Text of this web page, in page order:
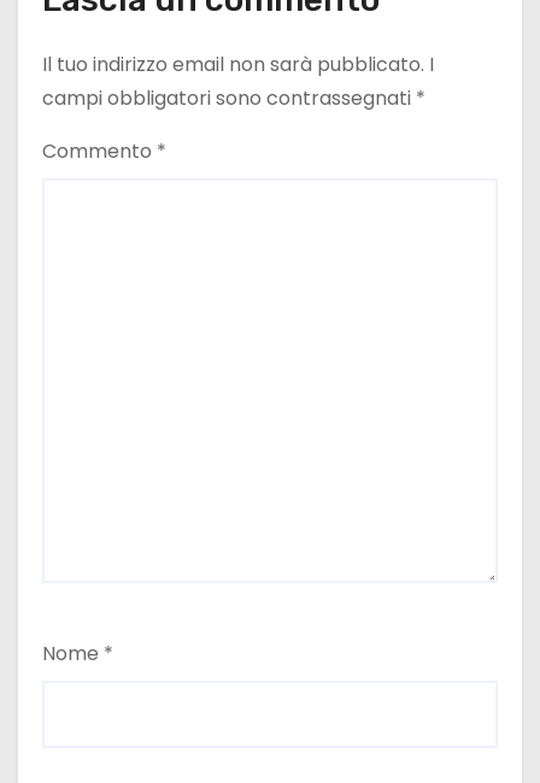
Il tuo indirizzo email non sarà pubblicato. I
campi obbligatori sono contrassegnati *
Commento *
Nome *